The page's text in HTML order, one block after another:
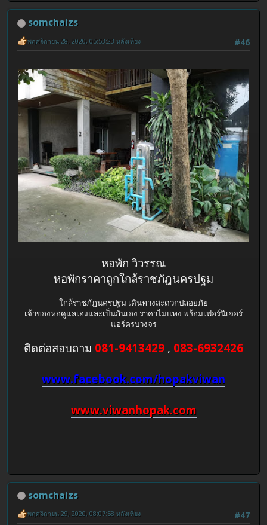
somchaizs
#46
พฤศจิกายน 28, 2020, 05:53:23 หลังเที่ยง
หอพัก วิวรรณ
หอพักราคาถูกใกล้ราชภัฎนครปฐม
ใกล้ราชภัฎนครปฐม เดินทางสะดวกปลอยภัย
เจ้าของหอดูแลเองและเป็นกันเอง ราคาไม่แพง พร้อมเฟอร์นิเจอร์
แอร์ครบวงจร
ติดต่อสอบถาม 081-9413429 , 083-6932426
www.facebook.com/hopakviwan
www.viwanhopak.com
somchaizs
#47
พฤศจิกายน 29, 2020, 08:07:58 หลังเที่ยง